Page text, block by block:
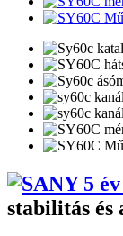
stabilitás és